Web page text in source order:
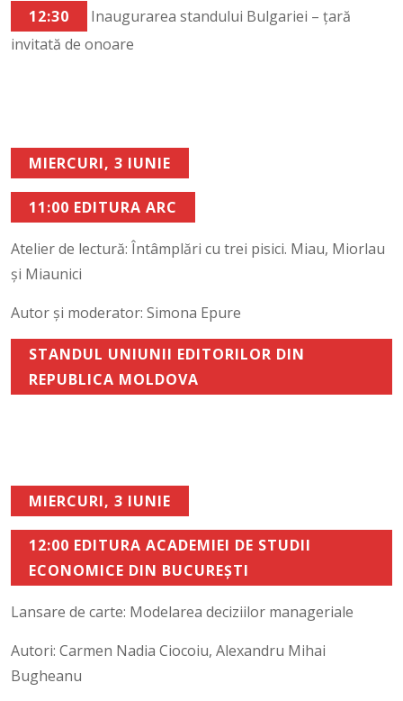
12:30
Inaugurarea standului Bulgariei – țară
invitată de onoare
MIERCURI, 3 IUNIE
11:00 EDITURA ARC
Atelier de lectură: Întâmplări cu trei pisici. Miau, Miorlau
și Miaunici
Autor și moderator: Simona Epure
STANDUL UNIUNII EDITORILOR DIN
REPUBLICA MOLDOVA
MIERCURI, 3 IUNIE
12:00 EDITURA ACADEMIEI DE STUDII
ECONOMICE DIN BUCUREȘTI
Lansare de carte: Modelarea deciziilor manageriale
Autori: Carmen Nadia Ciocoiu, Alexandru Mihai
Bugheanu